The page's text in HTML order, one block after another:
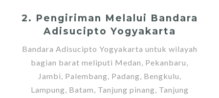
2. Pengiriman Melalui Bandara
Adisucipto Yogyakarta
Bandara Adisucipto Yogyakarta untuk wilayah
bagian barat meliputi Medan, Pekanbaru,
Jambi, Palembang, Padang, Bengkulu,
Lampung, Batam, Tanjung pinang, Tanjung